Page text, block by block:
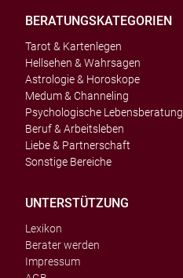
BERATUNGSKATEGORIEN
Tarot & Kartenlegen
Hellsehen & Wahrsagen
Astrologie & Horoskope
Medum & Channeling
Psychologische Lebensberatung
Beruf & Arbeitsleben
Liebe & Partnerschaft
Sonstige Bereiche
UNTERSTÜTZUNG
Lexikon
Berater werden
Impressum